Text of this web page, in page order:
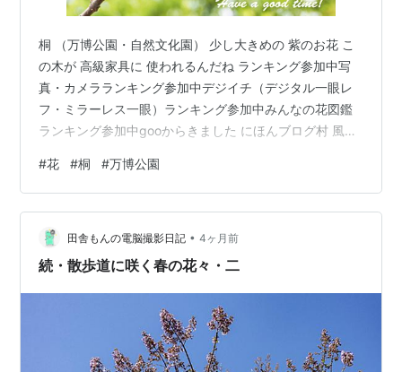
桐 （万博公園・自然文化園） 少し大きめの 紫のお花 こ
の木が 高級家具に 使われるんだね ランキング参加中写
真・カメラランキング参加中デジイチ（デジタル一眼レ
フ・ミラーレス一眼）ランキング参加中みんなの花図鑑
ランキング参加中gooからきました にほんブログ村 風
#花 #桐 #万博公園
田舎もんの電脳撮影日記 • 4ヶ月前
続・散歩道に咲く春の花々・二